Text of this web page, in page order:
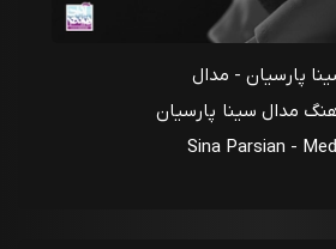
پارسیان - مدال
مدال سینا پارسیان
Sina Parsian -